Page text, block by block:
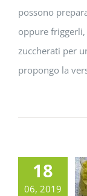
possono
oppure
zuccherati per
propongo la
18
06, 2019